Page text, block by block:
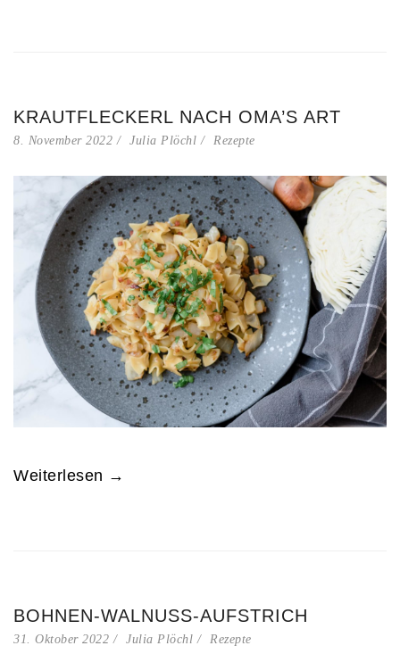
KRAUTFLECKERL NACH OMA’S ART
8. November 2022 Julia Plöchl Rezepte
Weiterlesen →
BOHNEN-WALNUSS-AUFSTRICH
31. Oktober 2022 Julia Plöchl Rezepte